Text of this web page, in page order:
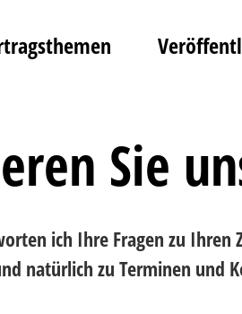
Sie
ich Ihre Fragen zu
natürlich zu Terminen und